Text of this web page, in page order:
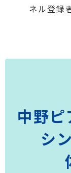
ネル登録
中野ピ
シ